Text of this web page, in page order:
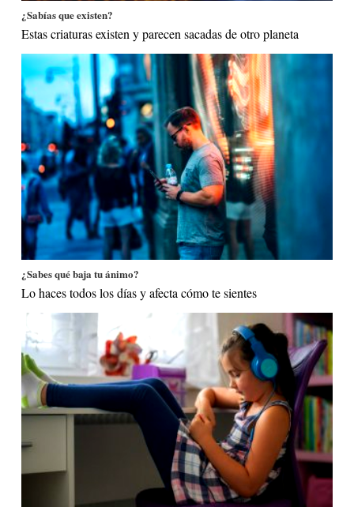
¿Sabías que existen?
Estas criaturas existen y parecen sacadas de otro planeta
¿Sabes qué baja tu ánimo?
Lo haces todos los días y afecta cómo te sientes